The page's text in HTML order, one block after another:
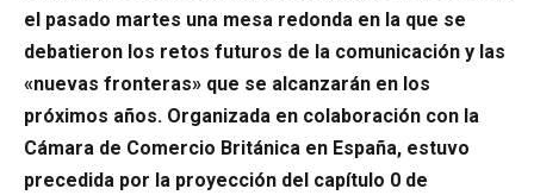
el pasado martes una mesa redonda en la que se
debatieron los retos futuros de la comunicación y las
«nuevas fronteras» que se alcanzarán en los
próximos años. Organizada en colaboración con la
Cámara de Comercio Británica en España, estuvo
precedida por la proyección del capítulo 0 de